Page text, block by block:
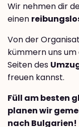
Wir nehmen dir
einen
Von der
kümmern uns
Seiten des
freuen kannst.
Füll am besten
planen wir
nach Bulgarien!